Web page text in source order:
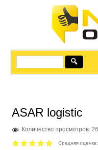
ASAR logistic
Количество просмотров:
Средняя